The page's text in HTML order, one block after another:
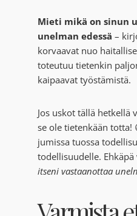
Mieti mikä on sinun
unelman edessä –
korvaavat nuo
toteutuu tietenkin
kaipaavat työstämistä.
Jos uskot tällä hetkellä
se ole tietenkään
jumissa tuossa
todellisuudelle.
itseni vastaanottaa